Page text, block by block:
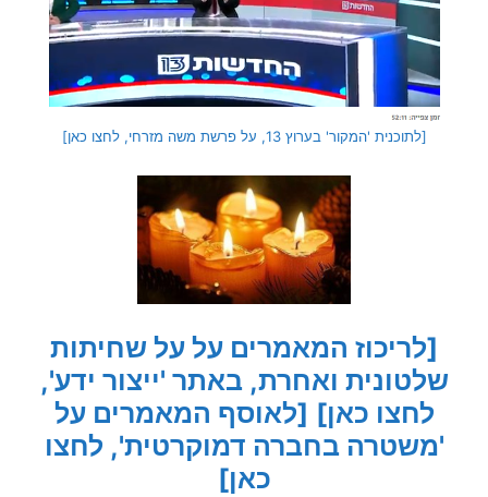
[לתוכנית 'המקור' בערוץ 13, על פרשת משה מזרחי, לחצו כאן]
[לריכוז המאמרים על על שחיתות
שלטונית ואחרת, באתר 'ייצור ידע',
לחצו כאן] [לאוסף המאמרים על
'משטרה בחברה דמוקרטית', לחצו
כאן]